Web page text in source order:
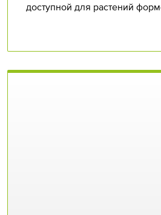
доступной для растений